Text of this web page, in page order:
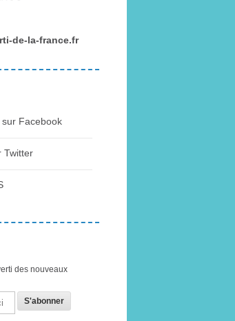
de-la-france.fr
Facebook
Twitter
des nouveaux